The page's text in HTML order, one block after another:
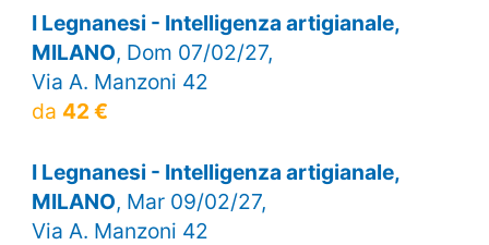
I Legnanesi - Intelligenza artigianale,
MILANO, Dom 07/02/27,
Via A. Manzoni 42
da 42 €
I Legnanesi - Intelligenza artigianale,
MILANO, Mar 09/02/27,
Via A. Manzoni 42